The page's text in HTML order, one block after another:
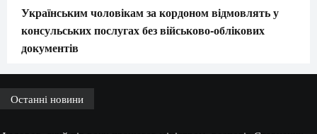
Українським чоловікам за кордоном відмовлять у
консульських послугах без військово-облікових
документів
Останні новини